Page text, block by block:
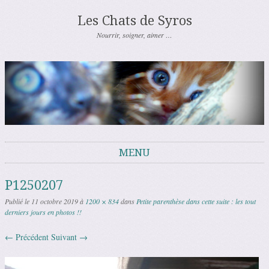
Les Chats de Syros
Nourrir, soigner, aimer …
MENU
P1250207
Publié le 11 octobre 2019à 1200 × 834dansPetite parenthèse dans cette suite : les tout
derniers jours en photos !!
← Précédent Suivant →